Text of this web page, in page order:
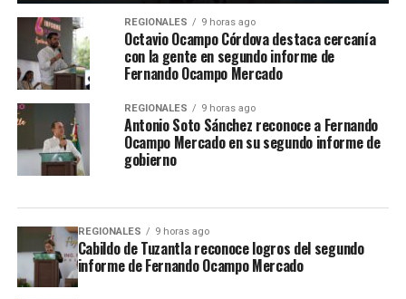
REGIONALES 9 horas ago
Octavio Ocampo Córdova destaca cercanía
con la gente en segundo informe de
Fernando Ocampo Mercado
REGIONALES 9 horas ago
Antonio Soto Sánchez reconoce a Fernando
Ocampo Mercado en su segundo informe de
gobierno
REGIONALES 9 horas ago
Cabildo de Tuzantla reconoce logros del segundo
informe de Fernando Ocampo Mercado